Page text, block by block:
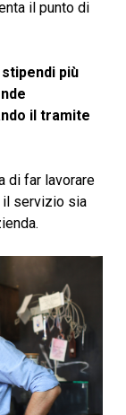
il punto di
più
il tramite
di far lavorare
il servizio sia